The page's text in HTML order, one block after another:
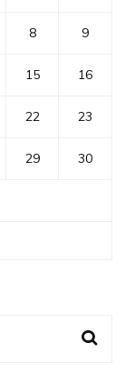
8 9
15 16
22 23
29 30